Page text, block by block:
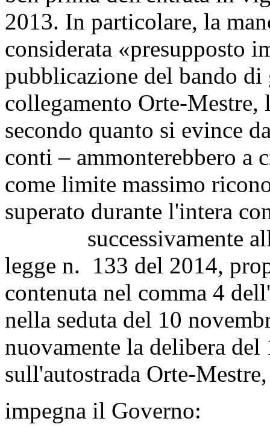
2013. In particolare, la
considerata «presupposto
pubblicazione del bando di
collegamento Orte-
secondo quanto si evince
conti – ammonterebbero a
come limite massimo
superato durante l'intera
successivamente
legge n. 133 del 2014,
contenuta nel comma 4
nella seduta del 10
nuovamente la delibera
sull'autostrada Orte-Mestre,
impegna il Governo: